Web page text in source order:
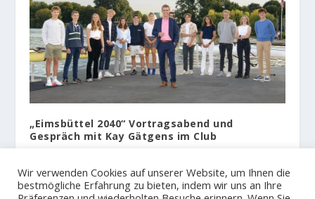
„Eimsbüttel 2040“ Vortragsabend und
Gespräch mit Kay Gätgens im Club
Wir verwenden Cookies auf unserer Website, um Ihnen die
bestmögliche Erfahrung zu bieten, indem wir uns an Ihre